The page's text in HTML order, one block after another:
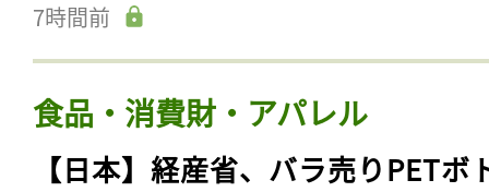
7時間前
食品・消費財・アパレル
【日本】経産省、バラ売りPETボ